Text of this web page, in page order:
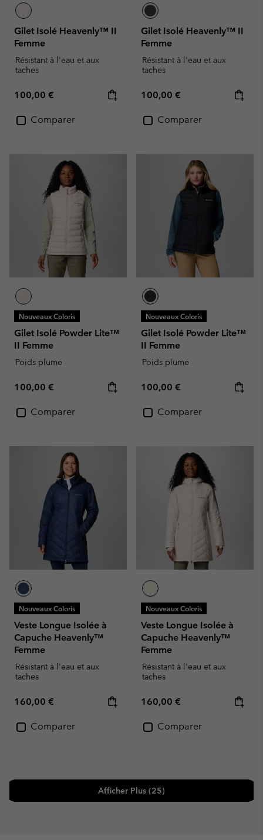
Gilet Isolé Heavenly™ II
Femme
Résistant à l'eau et aux
taches
Regular price:
100,00 €
Comparer
Gilet Isolé Heavenly™ II
Femme
Résistant à l'eau et aux
taches
Regular price:
100,00 €
Comparer
Nouveaux Coloris
Gilet Isolé Powder Lite™
II Femme
Poids plume
Regular price:
100,00 €
Comparer
Nouveaux Coloris
Gilet Isolé Powder Lite™
II Femme
Poids plume
Regular price:
100,00 €
Comparer
Nouveaux Coloris
Veste Longue Isolée à
Capuche Heavenly™
Femme
Résistant à l'eau et aux
taches
Regular price:
160,00 €
Comparer
Nouveaux Coloris
Veste Longue Isolée à
Capuche Heavenly™
Femme
Résistant à l'eau et aux
taches
Regular price:
160,00 €
Comparer
Afficher Plus (25)